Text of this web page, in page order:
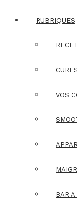
RUBRIQUES
VOS
BAR A